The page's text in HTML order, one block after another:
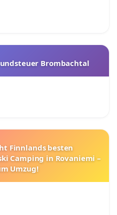
– EMBA,
Innerschweizer
Weggis
und Komponist,
und Managing
Group AG, Hergiswil
und Gerontologe, Luzern
Brombachtal
Finnlands besten
Camping in Rovaniemi –
Umzug!